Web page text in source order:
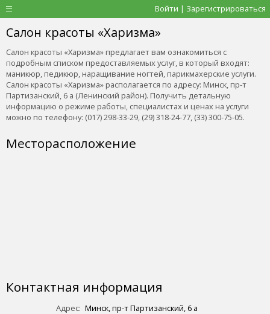
Войти | Зарегистрироваться
Салон красоты «Харизма»
Салон красоты «Харизма» предлагает вам ознакомиться с
подробным списком предоставляемых услуг, в который входят:
маникюр, педикюр, наращивание ногтей, парикмахерские услуги.
Салон красоты «Харизма» располагается по адресу: Минск, пр-т
Партизанский, 6 a (Ленинский район). Получить детальную
информацию о режиме работы, специалистах и ценах на услуги
можно по телефону: (017) 298-33-29, (29) 318-24-77, (33) 300-75-05.
Месторасположение
Контактная информация
Адрес: Минск, пр-т Партизанский, 6 a